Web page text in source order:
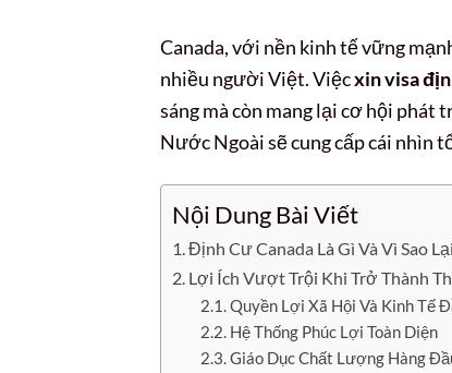
Canada, với nền kinh tế vững
nhiều người Việt. Việcxin visa
sáng mà còn mang lại cơ hội phát
Nước Ngoài sẽ cung cấp cái nhìn
Nội Dung Bài Viết
Định Cư Canada Là Gì Và Vì Sao
Lợi Ích Vượt Trội Khi Trở Thành
Quyền Lợi Xã Hội Và Kinh Tế
Hệ Thống Phúc Lợi Toàn Diện
Giáo Dục Chất Lượng Hàng